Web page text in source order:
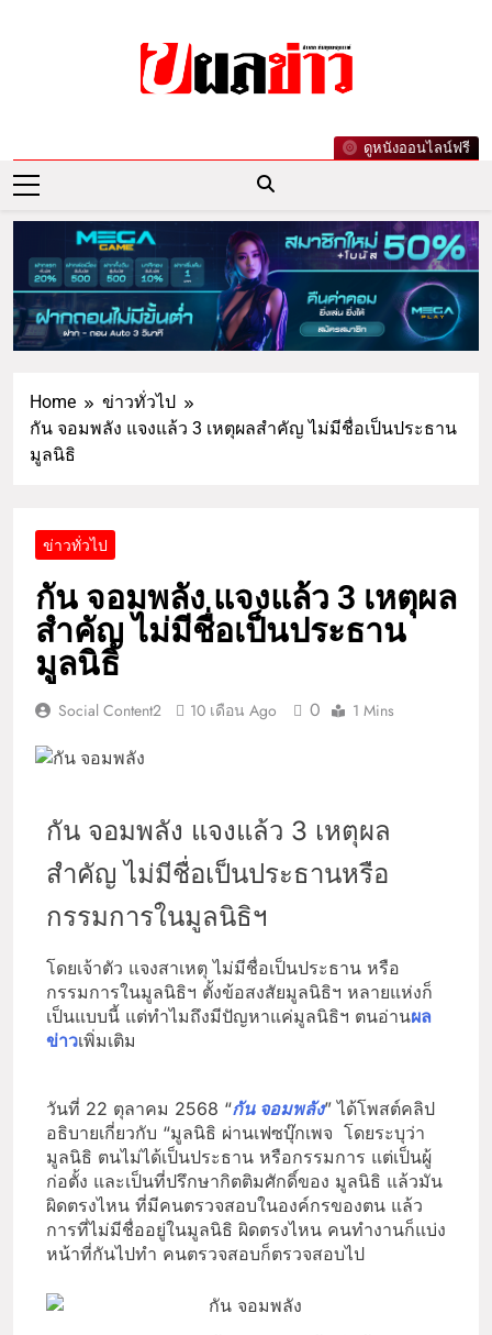
ผลข่าว.com
ดารา ข่าวกีฬารอบโลก เลขเด็ดหวยดัง ตรวจ
ดูหนังออนไลน์ฟรี
Home
ข่าวทั่วไป
กัน จอมพลัง แจงแล้ว 3 เหตุผลสำคัญ ไม่มีชื่อเป็นประธาน
มูลนิธิ
ข่าวทั่วไป
กัน จอมพลัง แจงแล้ว 3 เหตุผล
สำคัญ ไม่มีชื่อเป็นประธาน
มูลนิธิ
Social Content2 10 เดือน Ago 0 1 Mins
กัน จอมพลัง แจงแล้ว 3 เหตุผล
สำคัญ ไม่มีชื่อเป็นประธานหรือ
กรรมการในมูลนิธิฯ
โดยเจ้าตัว แจงสาเหตุ ไม่มีชื่อเป็นประธาน หรือ
กรรมการในมูลนิธิฯ ตั้งข้อสงสัยมูลนิธิฯ หลายแห่งก็
เป็นแบบนี้ แต่ทำไมถึงมีปัญหาแค่มูลนิธิฯ ตนอ่านผล
ข่าวเพิ่มเติม
วันที่ 22 ตุลาคม 2568 “กัน จอมพลัง” ได้โพสต์คลิป
อธิบายเกี่ยวกับ “มูลนิธิ ผ่านเฟซบุ๊กเพจ โดยระบุว่า
มูลนิธิ ตนไม่ได้เป็นประธาน หรือกรรมการ แต่เป็นผู้
ก่อตั้ง และเป็นที่ปรึกษากิตติมศักดิ์ของ มูลนิธิ แล้วมัน
ผิดตรงไหน ที่มีคนตรวจสอบในองค์กรของตน แล้ว
การที่ไม่มีชื่ออยู่ในมูลนิธิ ผิดตรงไหน คนทำงานก็แบ่ง
หน้าที่กันไปทำ คนตรวจสอบก็ตรวจสอบไป